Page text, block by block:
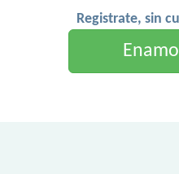
Registrate, sin